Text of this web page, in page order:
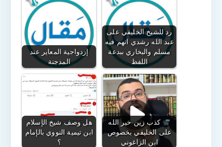
إزدواجية المعاير عند
المدجنة
رد للشيخ الخليفي على
عبد الله رشدي اتهم فيه
مسلم والبخاري ببدعة
اللفظ
هل وصف شيخ الإسلام
ابن تيمية النووي بالإمام
؟
كذب زين خير الله
على الخليفي بخصوص
ابن الزاغوني